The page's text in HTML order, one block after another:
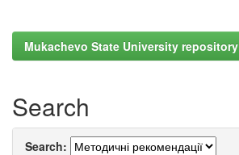
Mukachevo State University repository
Search
Search: